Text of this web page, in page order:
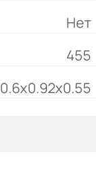
Нет
455
0.6x0.92x0.55